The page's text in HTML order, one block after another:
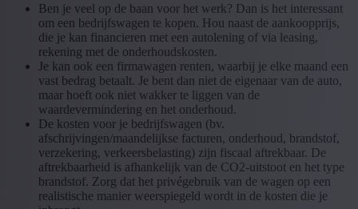
Ben je veel op de baan voor het werk? Dan is het interessant
om een bedrijfswagen te kopen. Hou naast de aankoopprijs,
die je kan financieren met een autolening of via leasing,
rekening met de onderhoudskosten.
Je kan ook een firmawagen renten, waarbij je elke maand een
vast bedrag betaalt. Je bent dan niet de eigenaar van de auto,
maar hoeft ook niet wakker te liggen van de
waardevermindering en het onderhoud.
De kosten voor je bedrijfswagen (bv.
afschrijvingen/maandelijkse facturen, onderhoud, brandstof,
verzekering, verkeersbelasting) zijn fiscaal aftrekbaar. De
aftrekbaarheid is afhankelijk van de CO2-uitstoot en het type
brandstof. Zorg dat het privégebruik van de wagen op een
realistische manier weerspiegeld wordt in de kosten die je